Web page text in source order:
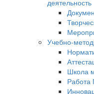
деятельность
Учебно-
Школа
Работа